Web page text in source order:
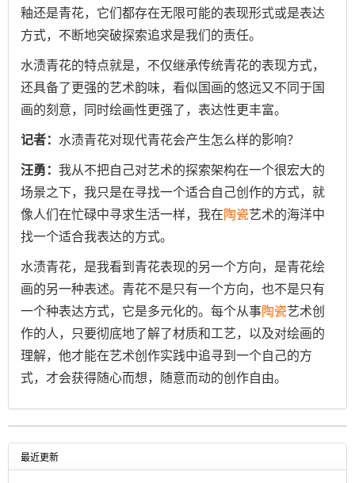
釉还是青花，它们都存在无限可能的表现形式或是表达
方式，不断地突破探索追求是我们的责任。
水渍青花的特点就是，不仅继承传统青花的表现方式，
还具备了更强的艺术韵味，看似国画的悠远又不同于国
画的刻意，同时绘画性更强了，表达性更丰富。
记者： 水渍青花对现代青花会产生怎么样的影响？
汪勇： 我从不把自己对艺术的探索架构在一个很宏大的
场景之下，我只是在寻找一个适合自己创作的方式，就
像人们在忙碌中寻求生活一样，我在陶瓷艺术的海洋中
找一个适合我表达的方式。
水渍青花，是我看到青花表现的另一个方向，是青花绘
画的另一种表述。青花不是只有一个方向，也不是只有
一个种表达方式，它是多元化的。每个从事陶瓷艺术创
作的人，只要彻底地了解了材质和工艺，以及对绘画的
理解，他才能在艺术创作实践中追寻到一个自己的方
式，才会获得随心而想，随意而动的创作自由。
最近更新